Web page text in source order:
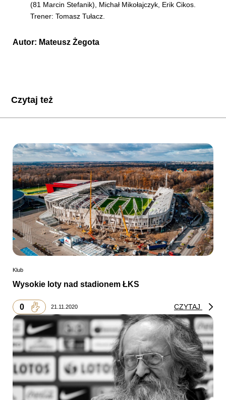
(81 Marcin Stefanik), Michał Mikołajczyk, Erik Cikos.
Trener: Tomasz Tułacz.
Autor: Mateusz Żegota
Czytaj też
Klub
Wysokie loty nad stadionem ŁKS
0 21.11.2020 CZYTAJ